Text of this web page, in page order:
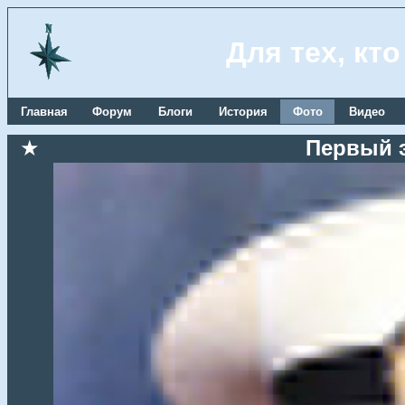
Для тех,
Главная Форум Блоги История Фото Видео
★ Первый